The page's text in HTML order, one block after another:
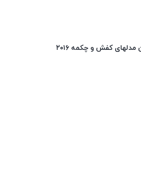
کفش و چکمه ۲۰۱۶